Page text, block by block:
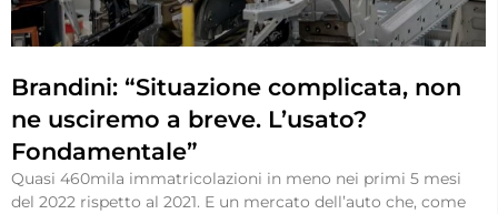
Brandini: “Situazione complicata, non
ne usciremo a breve. L’usato?
Fondamentale”
Quasi 460mila immatricolazioni in meno nei primi 5 mesi
del 2022 rispetto al 2021. E un mercato dell’auto che, come